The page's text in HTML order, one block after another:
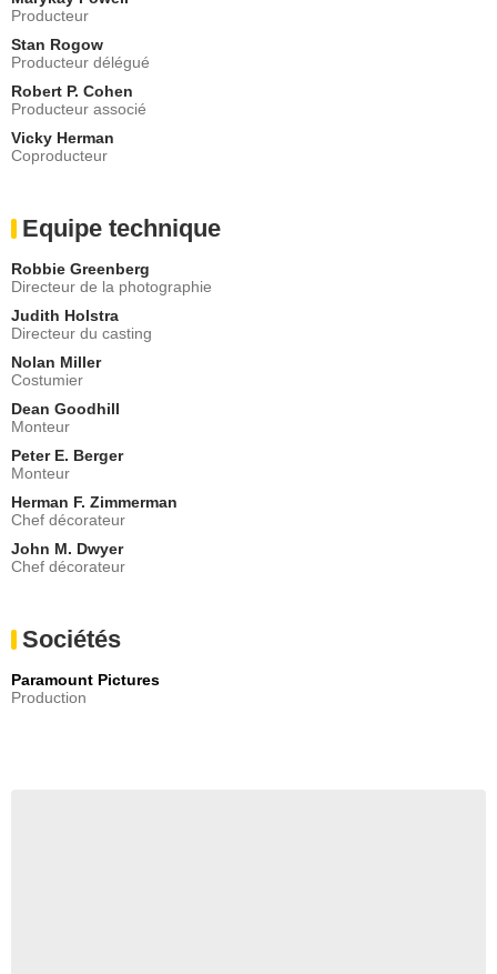
Producteur
Stan Rogow
Producteur délégué
Robert P. Cohen
Producteur associé
Vicky Herman
Coproducteur
Equipe technique
Robbie Greenberg
Directeur de la photographie
Judith Holstra
Directeur du casting
Nolan Miller
Costumier
Dean Goodhill
Monteur
Peter E. Berger
Monteur
Herman F. Zimmerman
Chef décorateur
John M. Dwyer
Chef décorateur
Sociétés
Paramount Pictures
Production